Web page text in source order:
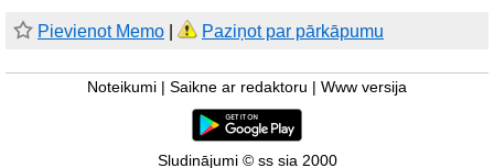
Pievienot Memo Paziņot par pārkāpumu
Noteikumi Saikne ar redaktoru Www versija
Sludinājumi © ss sia 2000